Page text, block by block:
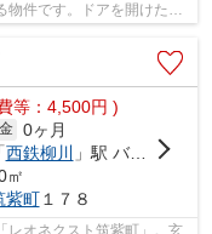
物件です。ドアを開けたり
等：4,500円 )
0ヶ月
西鉄柳川
」駅 バス14分 「柳川病院前」 停歩3分
㎡
紫町１７８
レオネクスト筑紫町」。玄